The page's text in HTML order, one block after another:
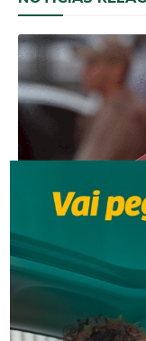
Segurança
Homem é preso
em Urussanga